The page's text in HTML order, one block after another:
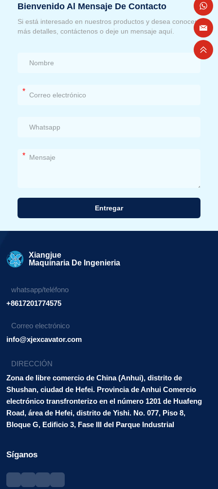
Bienvenido Al Mensaje De Contacto
Si está interesado en nuestros productos y desea conocer
más detalles, contáctenos o deje un mensaje aquí.
*
*
Entregar
Xiangjue
Maquinaria De Ingenieria
whatsapp/teléfono
+8617201774575
Correo electrónico
info@xjexcavator.com
DIRECCIÓN
Zona de libre comercio de China (Anhui), distrito de
Shushan, ciudad de Hefei. Provincia de Anhui Comercio
electrónico transfronterizo en el número 1201 de Huafeng
Road, área de Hefei, distrito de Yishi. No. 077, Piso 8,
Bloque G, Edificio 3, Fase III del Parque Industrial
Síganos